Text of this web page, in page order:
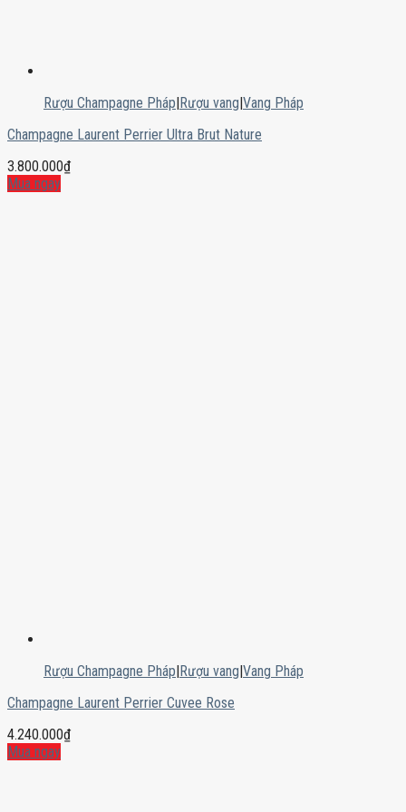
Rượu Champagne Pháp|Rượu vang|Vang Pháp
Champagne Laurent Perrier Ultra Brut Nature
3.800.000₫
Mua ngay
Rượu Champagne Pháp|Rượu vang|Vang Pháp
Champagne Laurent Perrier Cuvee Rose
4.240.000₫
Mua ngay